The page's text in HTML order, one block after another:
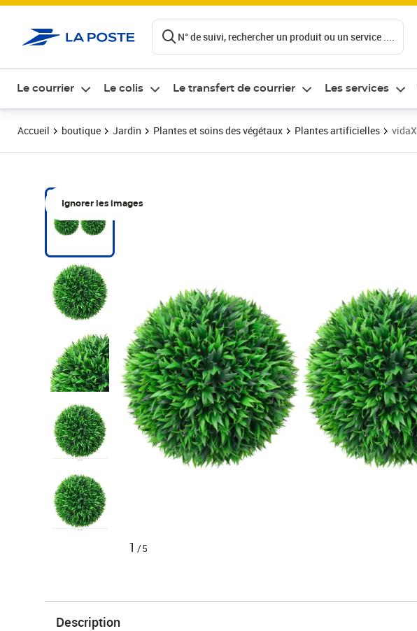
N° de suivi, rechercher un produit ou un service ....
Le courrier Le colis Le transfert de courrier Les services
Accueil boutique Jardin Plantes et soins des végétaux Plantes artificielles
Ignorer les images
1 /5
Description